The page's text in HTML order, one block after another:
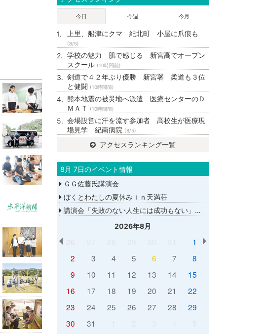
今日 今週 今月
上里、船津にクマ 紀北町 小屋に爪痕も
(8/5)
学校の魅力 肌で感じる 新宮高でオープン
スクール (10時間前)
剣道で４２年ぶり優勝 新宮署 柔道も３位
と健闘 (10時間前)
熊本地震の被災地へ派遣 医療センターのＤ
ＭＡＴ
(10時間前)
会場設営に汗を流す参加者 高校生が医療現
場見学 紀南病院 (8/5)
アクセスランキング一覧
8月 7日のイベント情報
ＧＧ佐藤氏講演会
ぼくとわたしの夏休みｉｎ天満荘
講演会「失敗のない人生には成功もない」講師：ＧＧ佐藤さん
2026年8月
26
1
2
3 4 5 6 7
8
9
10 11 12 13 14
15
16
17 18 19 20 21
22
23
24 25 26 27 28
29
30
31 5